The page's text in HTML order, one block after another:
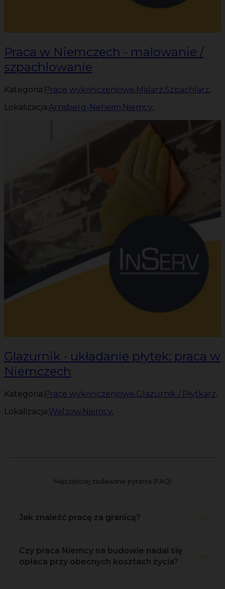
Praca w Niemczech - malowanie /
szpachlowanie
Kategoria:Prace wykończeniowe,Malarz,Szpachlarz,
Lokalizacja:Arnsberg-Neheim,Niemcy,
Glazurnik - układanie płytek: praca w
Niemczech
Kategoria:Prace wykończeniowe,Glazurnik / Płytkarz,
Lokalizacja:Welzow,Niemcy,
Najczęściej zadawane pytania (FAQ)
Jak znaleźć pracę za granicą?
Czy praca Niemcy na budowie nadal się
opłaca przy obecnych kosztach życia?